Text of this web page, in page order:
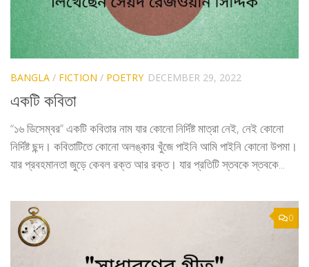
BANGLA / FICTION / POETRY DECEMBER 29, 2022
একটি কবিতা
“১৬ ডিসেম্বর” একটি কবিতার নাম যার কোনো নির্দিষ্ট মাত্রা নেই, নেই কোনো
নির্দিষ্ট ছন্দ। কবিতাটিতে কোনো অলঙ্কার খুঁজে পাইনি আমি পাইনি কোনো উপমা।
যার প্রবহমানতা জুড়ে কেবল রক্ত আর রক্ত। যার প্রতিটি স্তবকে স্তবকে...
0